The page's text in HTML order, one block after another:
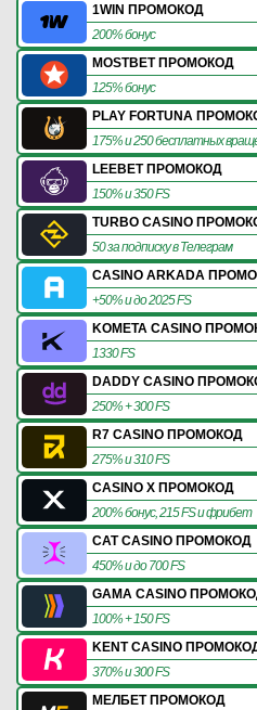
1WIN ПРОМОКОД
200% бонус
MOSTBET ПРОМОКОД
125% бонус
PLAY FORTUNA
175% и 250 бесплатных
LEEBET ПРОМОКОД
150% и 350 FS
TURBO CASINO
50 за подписку в Телеграм
CASINO ARKADA
+50% и до 2025 FS
KOMETA CASINO
1330 FS
DADDY CASINO
250% + 300 FS
R7 CASINO ПРОМОКОД
275% и 310 FS
CASINO X ПРОМОКОД
200% бонус, 215 FS и фрибет
CAT CASINO ПРОМОКОД
450% и до 700 FS
GAMA CASINO
100% + 150 FS
KENT CASINO
370% и 300 FS
МЕЛБЕТ ПРОМОКОД